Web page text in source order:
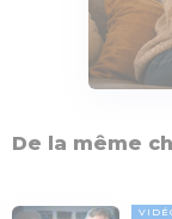
De la même